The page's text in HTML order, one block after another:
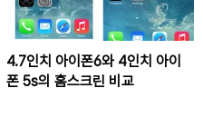
4.7인치 아이폰6와 4인치 아이
폰 5s의 홈스크린 비교